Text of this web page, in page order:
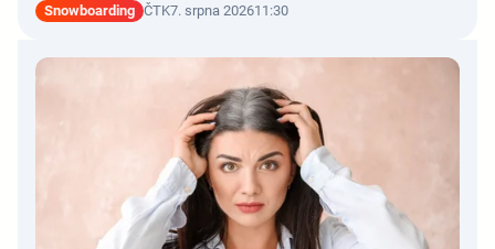
Snowboarding ČTK7. srpna 202611:30